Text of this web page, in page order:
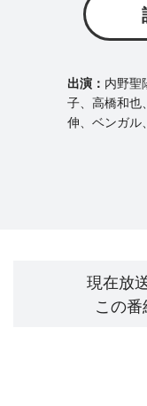
内野聖
子、高橋和也
伸、ベンガル
現在放
この番